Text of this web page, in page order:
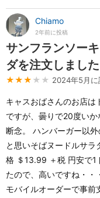
Chiamo
2年前に投稿
サンフランソー
ダを注文しました
★★★ ★★ 2024年5月に
キャスおばさんのお店は
ですが、曇りで20度い
断念。 ハンバーガー以
と思いそばヌードルサラ
格 ＄13.99 ＋税 円安で1
たので、高いですね・
モバイルオーダーで事